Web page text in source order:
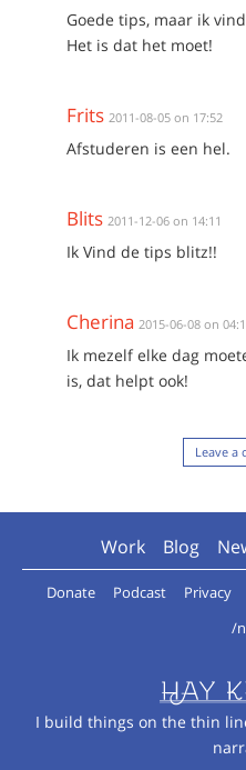
Goede tips, maar ik
Het is dat het moet!
Frits 2011-08-05 on 17:52
Afstuderen is een hel.
Blits 2011-12-06 on 14:11
Ik Vind de tips blitz!!
Cherina 2015-06-08 on
Ik mezelf elke dag
is, dat helpt ook!
Leave a
I build things on the thin
Work Blog
Donate Podcast Privacy
/